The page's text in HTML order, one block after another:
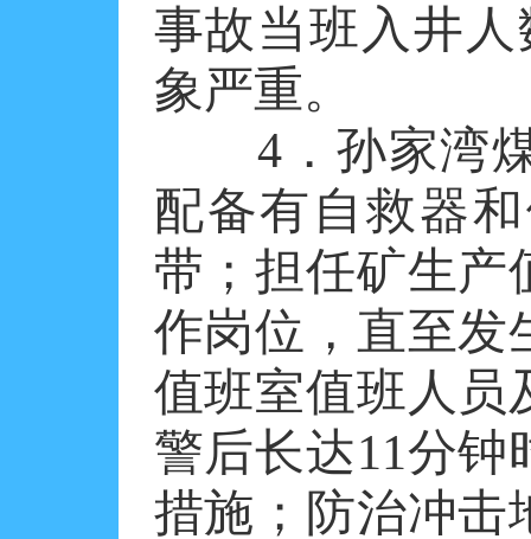
事故当班入井
象严重。
4．孙家湾煤
配备有自救器
带；担任矿生产
作岗位，直至发
值班室值班人员
警后长达11分
措施；防治冲击